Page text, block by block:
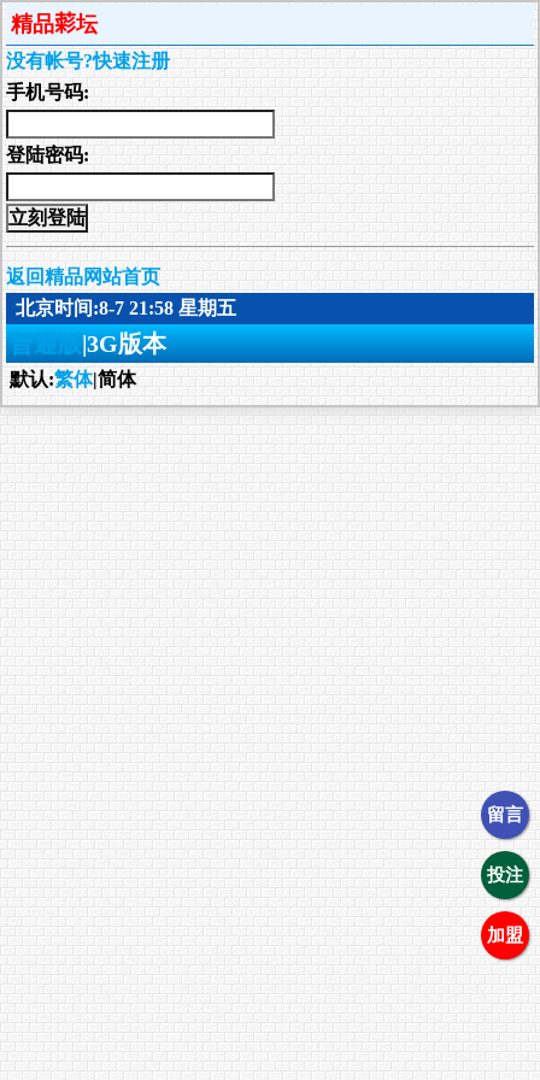
精品𦹮坛
没有帐号?快速注册
手机号码:
登陆密码:
返回精品网站首页
北京时间:8-7 21:58 星期五
普通版|3G版本
默认:繁体|简体
留言
投注
加盟